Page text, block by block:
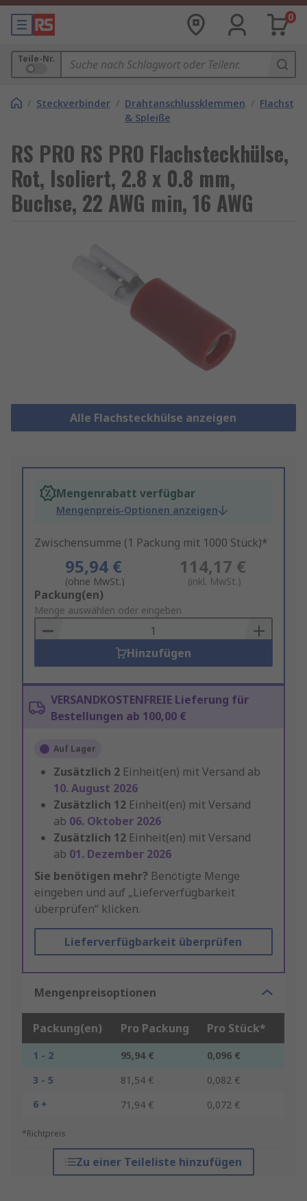
0
Teile-Nr.
/ Steckverbinder / Drahtanschlussklemmen
& Spleiße
/
RS PRO RS PRO Flachsteckhülse,
Rot, Isoliert, 2.8 x 0.8 mm,
Buchse, 22 AWG min, 16 AWG
Alle Flachsteckhülse anzeigen
Mengenrabatt verfügbar
Mengenpreis-Optionen anzeigen
Zwischensumme (1 Packung mit 1000 Stück)*
95,94 €
(ohne MwSt.)
114,17 €
(inkl. MwSt.)
Add
to
Basket
Packung(en)
Menge auswählen oder eingeben
Hinzufügen
VERSANDKOSTENFREIE Lieferung für
Bestellungen ab 100,00 €
Auf Lager
Zusätzlich 2 Einheit(en) mit Versand ab
10. August 2026
Zusätzlich 12 Einheit(en) mit Versand
ab 06. Oktober 2026
Zusätzlich 12 Einheit(en) mit Versand
ab 01. Dezember 2026
Sie benötigen mehr? Benötigte Menge
eingeben und auf „Lieferverfügbarkeit
überprüfen“ klicken.
Lieferverfügbarkeit überprüfen
Mengenpreisoptionen
Packung(en) Pro Packung Pro Stück*
1 - 2 95,94 €
0,096 €
3 - 5
81,54 €
0,082 €
6 +
71,94 € 0,072 €
*Richtpreis
Zu einer Teileliste hinzufügen